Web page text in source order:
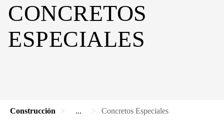
CONCRETOS
ESPECIALES
Construcción ... Concretos Especiales